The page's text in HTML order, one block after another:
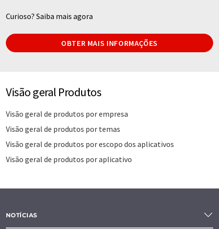
Curioso? Saiba mais agora
OBTER MAIS INFORMAÇÕES
Visão geral Produtos
Visão geral de produtos por empresa
Visão geral de produtos por temas
Visão geral de produtos por escopo dos aplicativos
Visão geral de produtos por aplicativo
NOTÍCIAS